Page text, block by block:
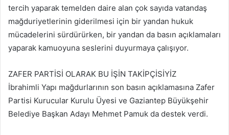
tercih yaparak temelden daire alan çok sayıda vatandaş
mağduriyetlerinin giderilmesi için bir yandan hukuk
mücadelerini sürdürürken, bir yandan da basın açıklamaları
yaparak kamuoyuna seslerini duyurmaya çalışıyor.
ZAFER PARTİSİ OLARAK BU İŞİN TAKİPÇİSİYİZ
İbrahimli Yapı mağdurlarının son basın açıklamasına Zafer
Partisi Kurucular Kurulu Üyesi ve Gaziantep Büyükşehir
Belediye Başkan Adayı Mehmet Pamuk da destek verdi.